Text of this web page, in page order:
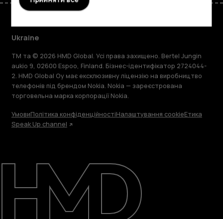
Детальніше
Підтримка
Ukraine
TM та © 2026 HMD Global. Усі права захищено. Bertel Jungin
aukio 9, 02600 Espoo, Finland. Бізнес-ідентифікатор 2724044-
2. HMD Global Oy має ексклюзивну ліцензію на виробництво
телефонів під брендом Nokia. Nokia — зареєстрована
торговельна марка корпорації Nokia.
УмовиПолітика конфіденційностіНалаштування cookieЕтика
Speak Up channel